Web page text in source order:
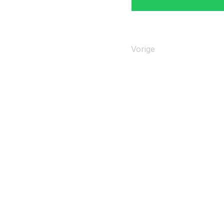
Vorige